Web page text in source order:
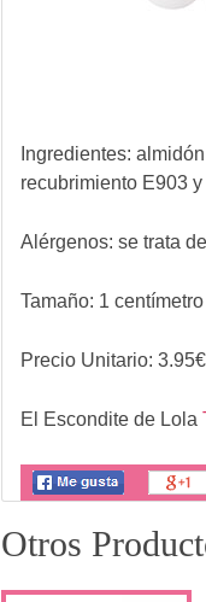
Ingredientes:
recubrimiento E903
Alérgenos: se trata
Tamaño: 1
Precio Unitario: 3.95€
El Escondite de Lola
Otros